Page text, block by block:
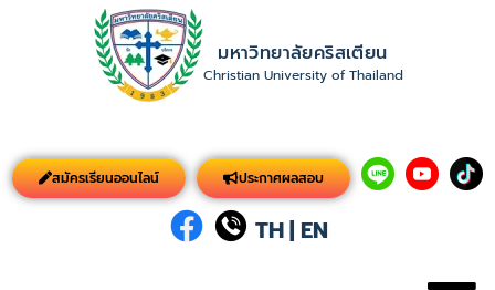
มหาวิทยาลัยคริสเตียน
Christian University of Thailand
สมัครเรียนออนไลน์ ประกาศผลสอบ
TH| EN